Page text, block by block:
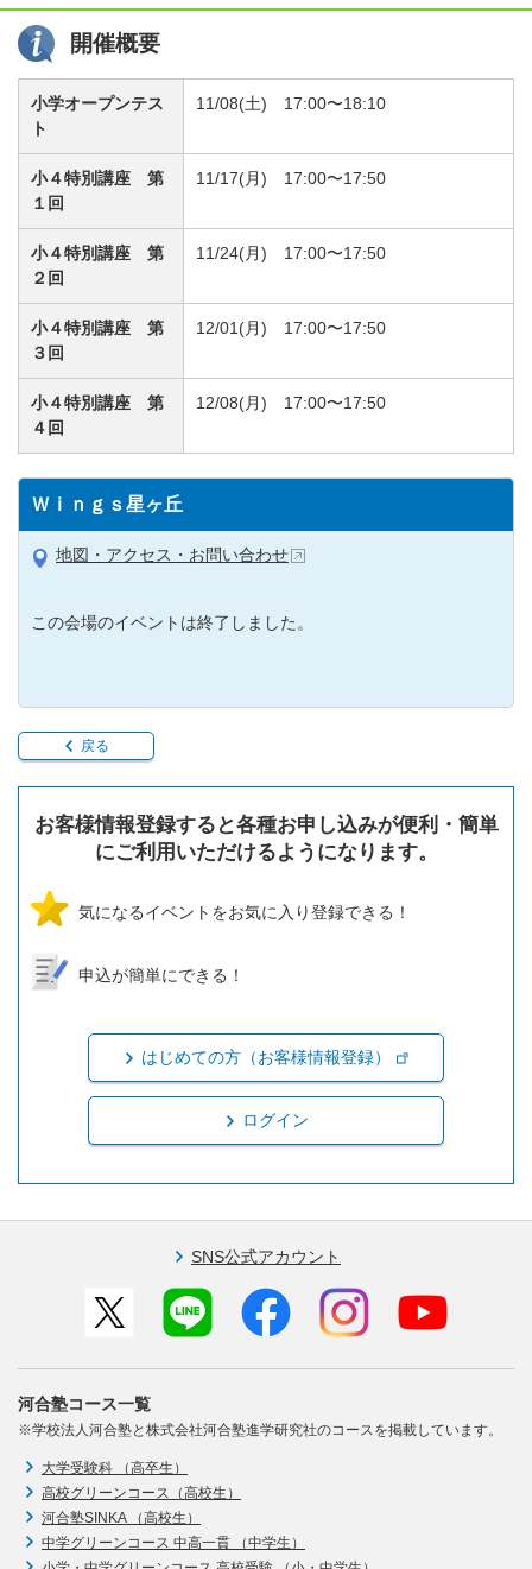
開催概要
小学オープンテス
ト
11/08(土) 17:00〜18:10
小４特別講座 第
１回
11/17(月) 17:00〜17:50
小４特別講座 第
２回
11/24(月) 17:00〜17:50
小４特別講座 第
３回
12/01(月) 17:00〜17:50
小４特別講座 第
４回
12/08(月) 17:00〜17:50
Ｗｉｎｇｓ星ヶ丘
地図・アクセス・お問い合わせ
この会場のイベントは終了しました。
戻る
お客様情報登録すると各種お申し込みが便利・簡単
にご利用いただけるようになります。
気になるイベントをお気に入り登録できる！
申込が簡単にできる！
はじめての方（お客様情報登録）
ログイン
SNS公式アカウント
河合塾コース一覧
※学校法人河合塾と株式会社河合塾進学研究社のコースを掲載しています。
大学受験科 （高卒生）
高校グリーンコース（高校生）
河合塾SINKA （高校生）
中学グリーンコース 中高一貫 （中学生）